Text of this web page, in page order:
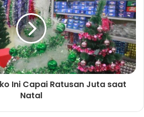
Ini Capai Ratusan Juta saat
Natal